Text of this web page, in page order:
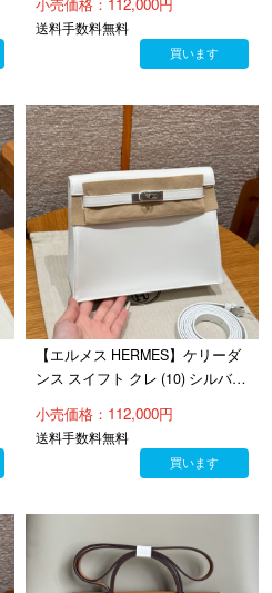
送料手数料無料
買います
【エルメス HERMES】ケリーダ
ンス スイフト クレ (10) シルバー
小売価格：112,000円
送料手数料無料
買います